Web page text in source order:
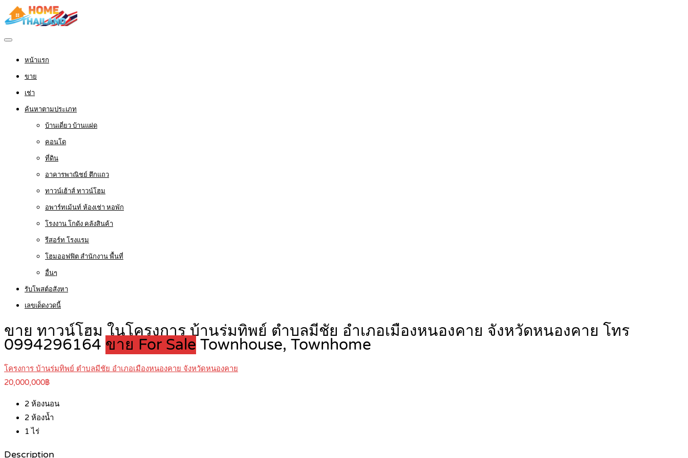
หน้าแรก
ขาย
เช่า
ค้นหาตามประเภท
บ้านเดี่ยว บ้านแฝด
คอนโด
ที่ดิน
อาคารพาณิชย์ ตึกแถว
ทาวน์เฮ้าส์ ทาวน์โฮม
อพาร์ทเม้นท์ ห้องเช่า หอพัก
โรงงาน โกดัง คลังสินค้า
รีสอร์ท โรงแรม
โฮมออฟฟิต สำนักงาน พื้นที่
อื่นๆ
รับโพสต์อสังหา
เลขเด็ดงวดนี้
ขาย ทาวน์โฮม ในโครงการ บ้านร่มทิพย์ ตำบลมีชัย อำเภอเมืองหนองคาย จังหวัดหนองคาย โทร
0994296164 ขาย For Sale Townhouse, Townhome
โครงการ บ้านร่มทิพย์ ตำบลมีชัย อำเภอเมืองหนองคาย จังหวัดหนองคาย
20,000,000฿
2 ห้องนอน
2 ห้องน้ำ
1 ไร่
Description